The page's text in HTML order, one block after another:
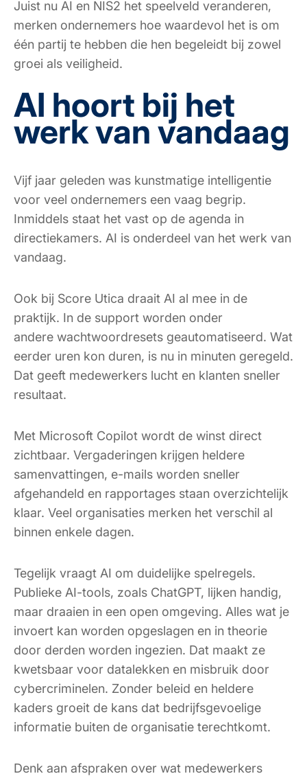
Juist nu AI en NIS2 het speelveld veranderen,
merken ondernemers hoe waardevol het is om
één partij te hebben die hen begeleidt bij zowel
groei als veiligheid.
AI hoort bij het
werk van vandaag
Vijf jaar geleden was kunstmatige intelligentie
voor veel ondernemers een vaag begrip.
Inmiddels staat het vast op de agenda in
directiekamers. AI is onderdeel van het werk van
vandaag.
Ook bij Score Utica draait AI al mee in de
praktijk. In de support worden onder
andere wachtwoordresets geautomatiseerd. Wat
eerder uren kon duren, is nu in minuten geregeld.
Dat geeft medewerkers lucht en klanten sneller
resultaat.
Met Microsoft Copilot wordt de winst direct
zichtbaar. Vergaderingen krijgen heldere
samenvattingen, e-mails worden sneller
afgehandeld en rapportages staan overzichtelijk
klaar. Veel organisaties merken het verschil al
binnen enkele dagen.
Tegelijk vraagt AI om duidelijke spelregels.
Publieke AI-tools, zoals ChatGPT, lijken handig,
maar draaien in een open omgeving. Alles wat je
invoert kan worden opgeslagen en in theorie
door derden worden ingezien. Dat maakt ze
kwetsbaar voor datalekken en misbruik door
cybercriminelen. Zonder beleid en heldere
kaders groeit de kans dat bedrijfsgevoelige
informatie buiten de organisatie terechtkomt.
Denk aan afspraken over wat medewerkers